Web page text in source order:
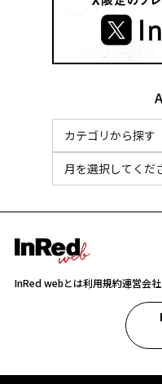
InRed webとは利用規約運営会社